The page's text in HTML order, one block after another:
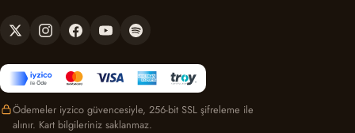
Ödemeler iyzico güvencesiyle, 256-bit SSL şifreleme ile
alınır. Kart bilgileriniz saklanmaz.